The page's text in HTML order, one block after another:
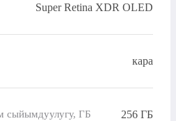
Super Retina XDR OLED
кара
сыйымдуулугу, ГБ 256 ГБ